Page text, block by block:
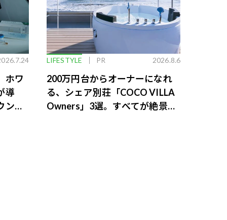
ホワ
導
ンジ
LIFESTYLE PR 2026.8.6
200万円台からオーナーになれ
る、シェア別荘「COCO VILLA
Owners」3選。すべてが絶景、